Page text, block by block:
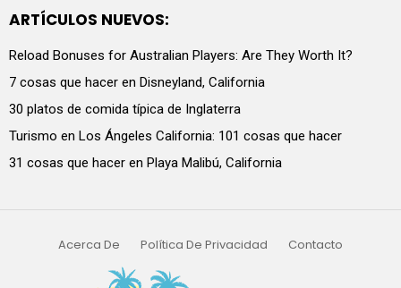
ARTÍCULOS NUEVOS:
Reload Bonuses for Australian Players: Are They Worth It?
7 cosas que hacer en Disneyland, California
30 platos de comida típica de Inglaterra
Turismo en Los Ángeles California: 101 cosas que hacer
31 cosas que hacer en Playa Malibú, California
Acerca De Política De Privacidad Contacto